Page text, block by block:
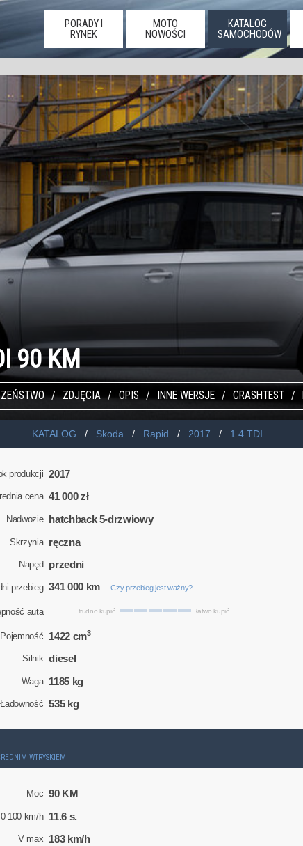
PORADY I
RYNEK
MOTO
NOWOŚCI
KATALOG
SAMOCHODÓW
90 KM
ZDJĘCIA OPIS INNE WERSJE CRASHTEST
KATALOG Skoda Rapid 2017 1.4 TDI
produkcji 2017
cena 41 000 zł
Nadwozie hatchback 5-drzwiowy
Skrzynia ręczna
Napęd przedni
przebieg 341 000 km Czy przebieg jest ważny?
auta trudno kupić łatwo kupić
Pojemność 1422 cm3
Silnik diesel
Waga 1185 kg
Ładowność 535 kg
WTRYSKIEM
Moc 90 KM
0-100 km/h 11.6 s.
V max 183 km/h